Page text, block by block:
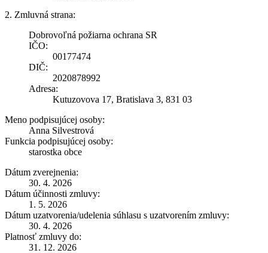
2. Zmluvná strana:
Dobrovoľná požiarna ochrana SR
IČO:
00177474
DIČ:
2020878992
Adresa:
Kutuzovova 17, Bratislava 3, 831 03
Meno podpisujúcej osoby:
Anna Silvestrová
Funkcia podpisujúcej osoby:
starostka obce
Dátum zverejnenia:
30. 4. 2026
Dátum účinnosti zmluvy:
1. 5. 2026
Dátum uzatvorenia/udelenia súhlasu s uzatvorením zmluvy:
30. 4. 2026
Platnosť zmluvy do:
31. 12. 2026